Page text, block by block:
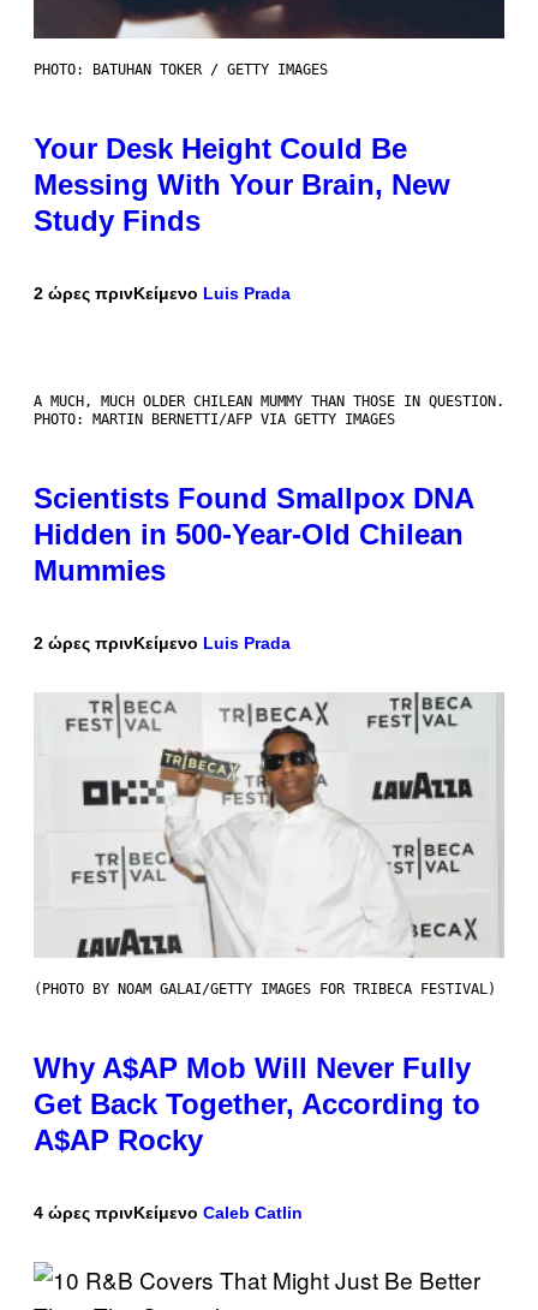
PHOTO: BATUHAN TOKER / GETTY IMAGES
Your Desk Height Could Be
Messing With Your Brain, New
Study Finds
2 ώρες πρινΚείμενο Luis Prada
A MUCH, MUCH OLDER CHILEAN MUMMY THAN THOSE IN QUESTION.
PHOTO: MARTIN BERNETTI/AFP VIA GETTY IMAGES
Scientists Found Smallpox DNA
Hidden in 500-Year-Old Chilean
Mummies
2 ώρες πρινΚείμενο Luis Prada
(PHOTO BY NOAM GALAI/GETTY IMAGES FOR TRIBECA FESTIVAL)
Why A$AP Mob Will Never Fully
Get Back Together, According to
A$AP Rocky
4 ώρες πρινΚείμενο Caleb Catlin